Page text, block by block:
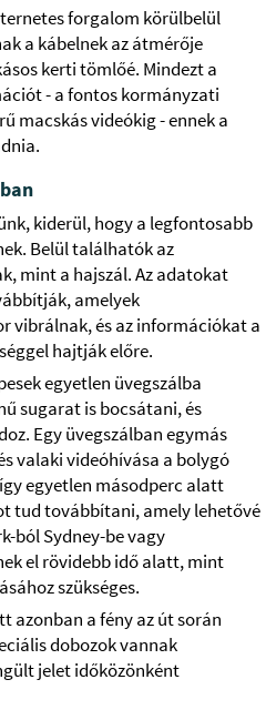
forgalom körülbelül
a kábelnek az átmérője
kerti tömlőé. Mindezt a
- a fontos kormányzati
macskás videókig - ennek a
kiderül, hogy a legfontosabb
Belül találhatók az
mint a hajszál. Az adatokat
amelyek
vibrálnak, és az információkat a
hajtják előre.
egyetlen üvegszálba
sugarat is bocsátani, és
Egy üvegszálban egymás
valaki videóhívása a bolygó
egyetlen másodperc alatt
tud továbbítani, amely lehetővé
ból Sydney-be vagy
el rövidebb idő alatt, mint
szükséges.
azonban a fény az út során
dobozok vannak
jelet időközönként